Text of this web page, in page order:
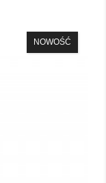
NOWOŚĆ